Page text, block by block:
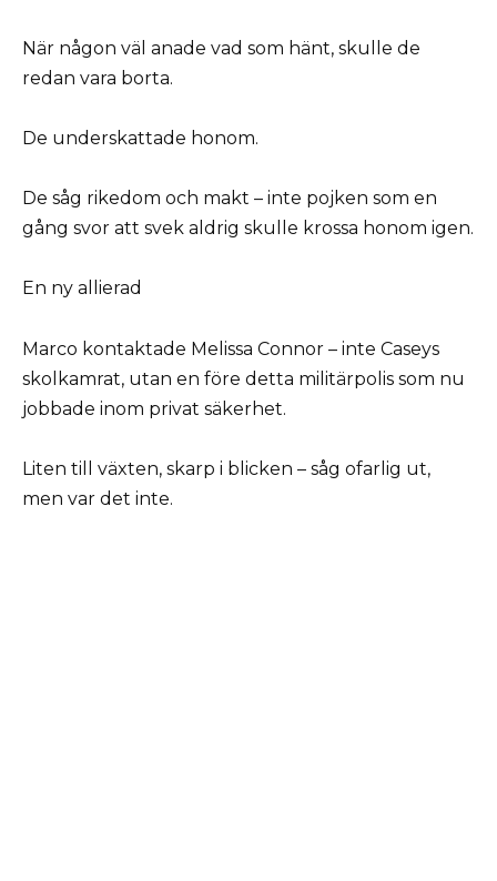
När någon väl anade vad som hänt, skulle de
redan vara borta.
De underskattade honom.
De såg rikedom och makt – inte pojken som en
gång svor att svek aldrig skulle krossa honom igen.
En ny allierad
Marco kontaktade Melissa Connor – inte Caseys
skolkamrat, utan en före detta militärpolis som nu
jobbade inom privat säkerhet.
Liten till växten, skarp i blicken – såg ofarlig ut,
men var det inte.